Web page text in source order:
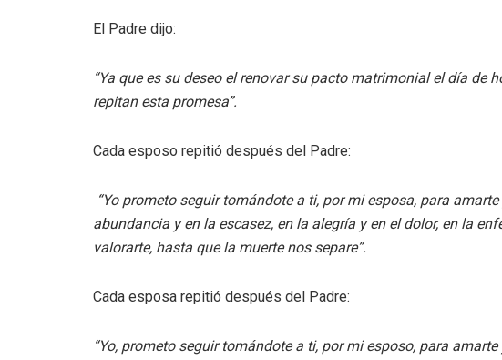
El Padre dijo:
“Ya que es su deseo el renovar su pacto matrimonial el día de
repitan esta promesa”.
Cada esposo repitió después del Padre:
“Yo prometo seguir tomándote a ti, por mi esposa, para
abundancia y en la escasez, en la alegría y en el dolor, en la
valorarte, hasta que la muerte nos separe”.
Cada esposa repitió después del Padre:
“Yo, prometo seguir tomándote a ti, por mi esposo, para